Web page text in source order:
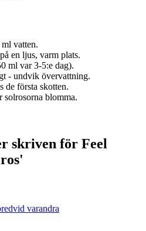
vatten.
en ljus, varm plats.
ml var 3-5:e dag).
- undvik övervattning.
de första skotten.
solrosorna blomma.
skriven för Feel
varandra